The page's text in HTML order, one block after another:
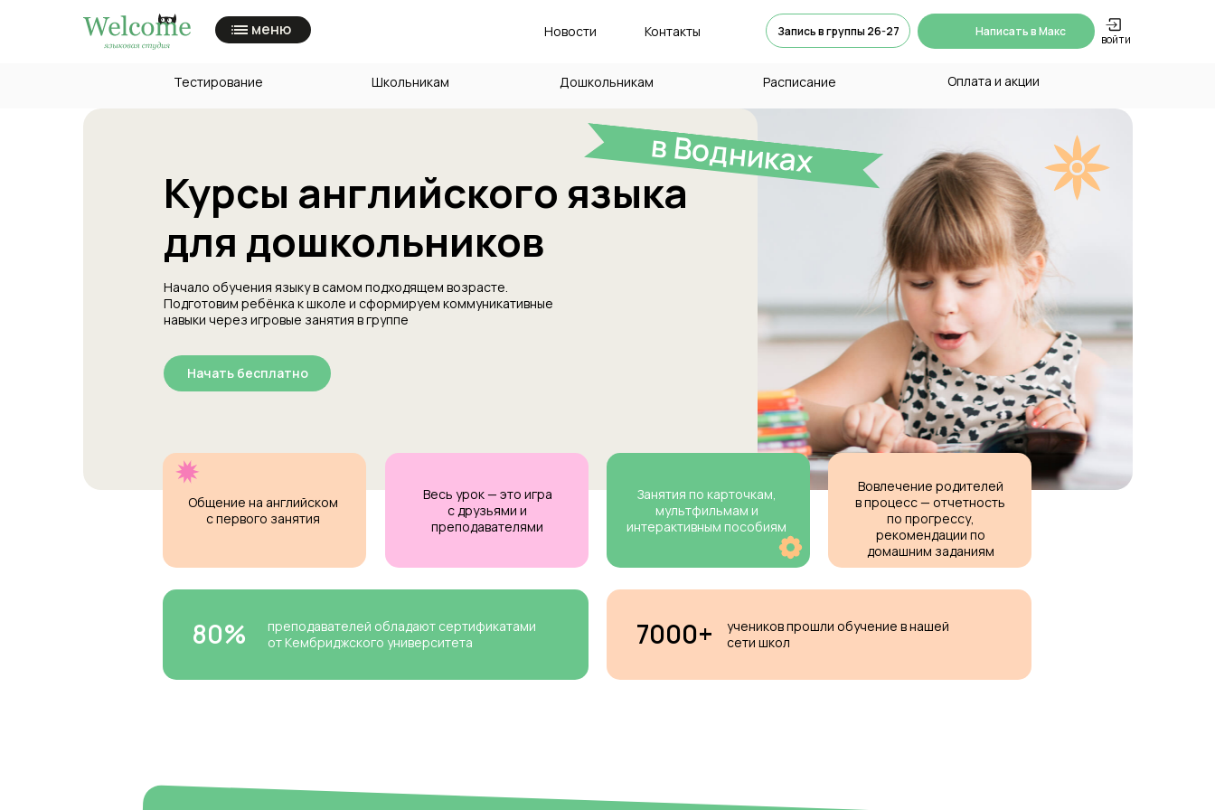
Запись в группы 26-27 Написать в Макс
Новости Контакты
меню
войти
Тестирование Школьникам Дошкольникам Расписание Оплата и акции
в Водниках
Курсы английского языка
для дошкольников
Начало обучения языку в самом подходящем возрасте.
Подготовим ребёнка к школе и сформируем коммуникативные
навыки через игровые занятия в группе
Начать бесплатно
Общение на английском
с первого занятия
Весь урок — это игра
с друзьями и
преподавателями
Занятия по карточкам,
мультфильмам и
интерактивным пособиям
Вовлечение родителей
в процесс — отчетность
по прогрессу,
рекомендации по
домашним заданиям
7000+
учеников прошли обучение в нашей
сети школ
80%
преподавателей обладают сертификатами
от Кембриджского университета